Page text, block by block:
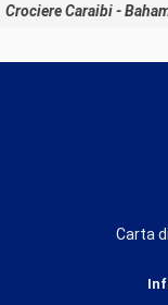
Crociere Caraibi -
Carta